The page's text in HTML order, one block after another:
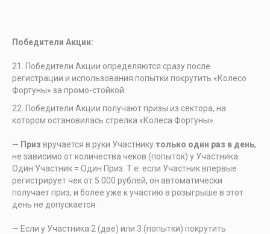
Победители Акции:
Победители Акции определяются сразу после
регистрации и использования попытки покрутить «Колесо
Фортуны» за промо-стойкой.
Победители Акции получают призы из сектора, на
котором остановилась стрелка «Колеса Фортуны».
— Приз вручается в руки Участникутолько один раз в день,
не зависимо от количества чеков (попыток) у Участника.
Один Участник = Один Приз. Т.е. если Участник впервые
регистрирует чек от 5 000 рублей, он автоматически
получает приз, и более уже к участию в розыгрыше в этот
день не допускается.
— Если у Участника 2 (две) или 3 (попытки) покрутить